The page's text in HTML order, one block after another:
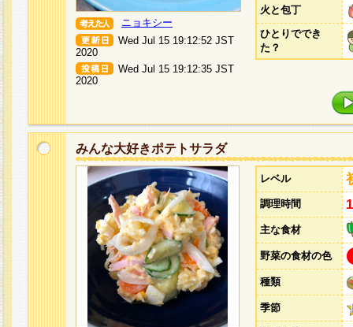
ニョキシー
Wed Jul 15 19:12:52 JST
2020
Wed Jul 15 19:12:35 JST
2020
火と包丁
ひとりででき
た？
みんな大好きポテトサラダ
レベル
調理時間
主な食材
野菜の食材の色
種類
季節